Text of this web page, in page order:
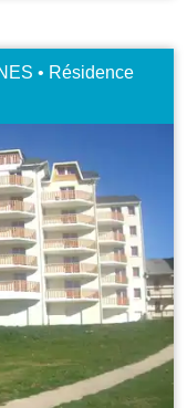
• Résidence